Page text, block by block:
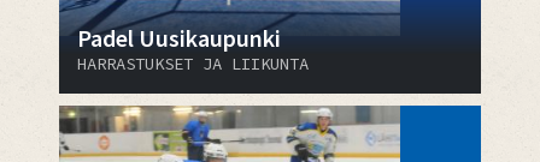
Padel Uusikaupunki
HARRASTUKSET JA LIIKUNTA